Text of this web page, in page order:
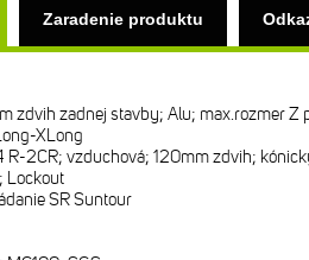
Zaradenie produktu
zdvih zadnej stavby; Alu; max.rozmer
XLong
R-2CR; vzduchová; 120mm zdvih;
Lockout
SR Suntour